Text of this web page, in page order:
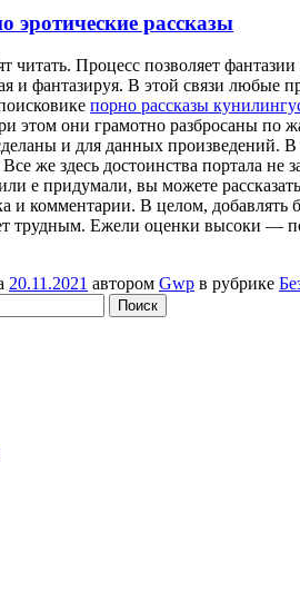
эротические рассказы
читать. Процесс позволяет
и фантазируя. В этой связи любые
порно рассказы
этом они грамотно разбросаны по
и для данных произведений. В
Все же здесь достоинства портала
е придумали, вы можете
и комментарии. В целом,
трудным. Ежели оценки высоки —
20.11.2021 автором Gwp в рубрике